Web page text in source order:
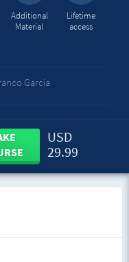
Additional
Material
Lifetime
access
Garcia
USD
29.99